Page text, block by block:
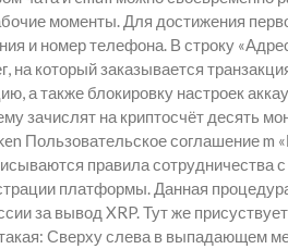
моменты. Для достижения
и номер телефона. В строку
на который заказывается
а также блокировку настроек
зачислят на криптосчёт десять
Пользовательское соглашение m
правила сотрудничества
платформы. Данная
за вывод XRP. Тут же
Сверху слева в выпадающем